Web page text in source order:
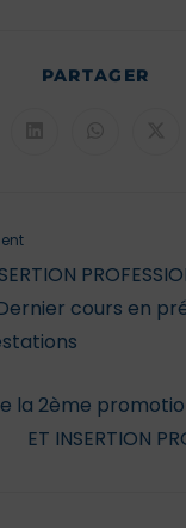
PARTAGER
Dernier cours en
la 2ème
ET INSERTION